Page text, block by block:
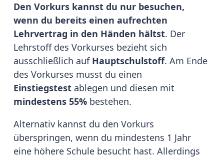
Den Vorkurs kannst du nur besuchen,
wenn du bereits einen aufrechten
Lehrvertrag in den Händen hältst. Der
Lehrstoff des Vorkurses bezieht sich
ausschließlich auf Hauptschulstoff. Am Ende
des Vorkurses musst du einen
Einstiegstest ablegen und diesen mit
mindestens 55% bestehen.
Alternativ kannst du den Vorkurs
überspringen, wenn du mindestens 1 Jahr
eine höhere Schule besucht hast. Allerdings